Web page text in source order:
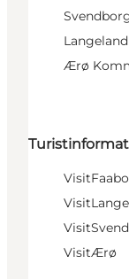
Ærø
VisitÆrø